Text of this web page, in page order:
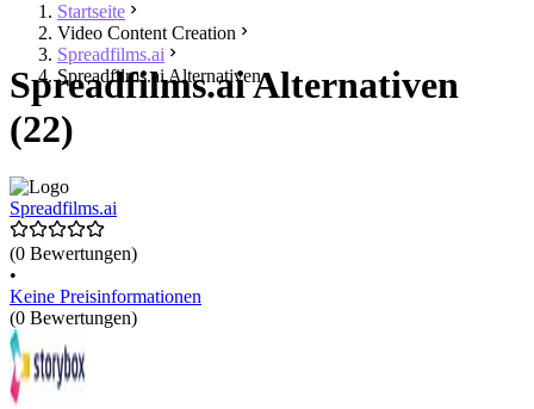
Startseite
Video Content Creation
Spreadfilms.ai
Spreadfilms.ai Alternativen
Spreadfilms.ai Alternativen
(22)
Spreadfilms.ai
(0 Bewertungen)
•
Keine Preisinformationen
(0 Bewertungen)